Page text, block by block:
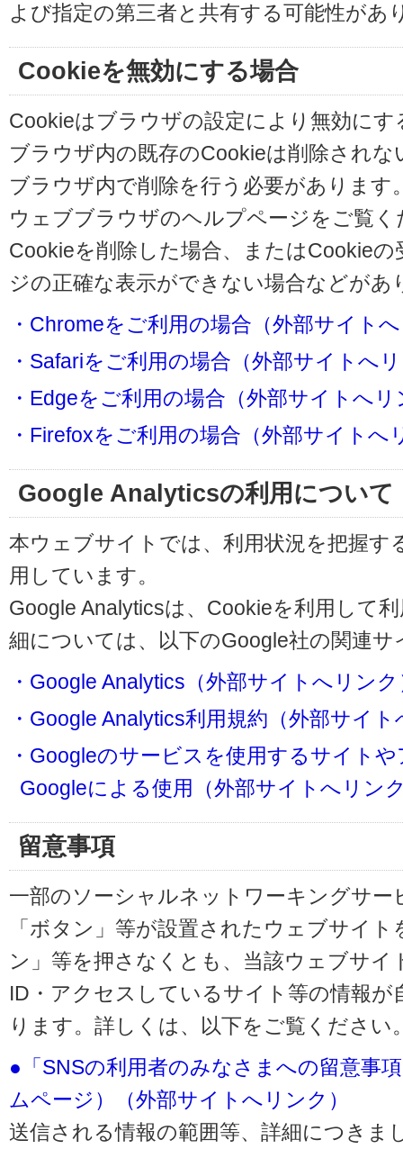
よび指定の第三者と共有する可能性があ
Cookieを無効にする場合
Cookieはブラウザの設定により無効に
ブラウザ内の既存のCookieは削除され
ブラウザ内で削除を行う必要があります
ウェブブラウザのヘルプページをご覧く
Cookieを削除した場合、またはCookie
ジの正確な表示ができない場合などが
・Chromeをご利用の場合（外部サイト
・Safariをご利用の場合（外部サイトへ
・Edgeをご利用の場合（外部サイトへリ
・Firefoxをご利用の場合（外部サイトへ
Google Analyticsの利用について
本ウェブサイトでは、利用状況を把握す
用しています。
Google Analyticsは、Cookieを利用して
細については、以下のGoogle社の関連
・Google Analytics（外部サイトへリンク
・Google Analytics利用規約（外部サイ
・Googleのサービスを使用するサイト
Googleによる使用（外部サイトへリン
留意事項
一部のソーシャルネットワーキングサー
「ボタン」等が設置されたウェブサイ
ン」等を押さなくとも、当該ウェブサイ
ID・アクセスしているサイト等の情報
ります。詳しくは、以下をご覧ください
●「SNSの利用者のみなさまへの留意事
ムページ）（外部サイトへリンク）
送信される情報の範囲等、詳細につきま